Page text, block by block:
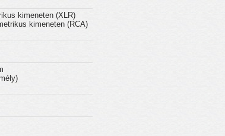
kimeneten (XLR)
kimeneten (RCA)